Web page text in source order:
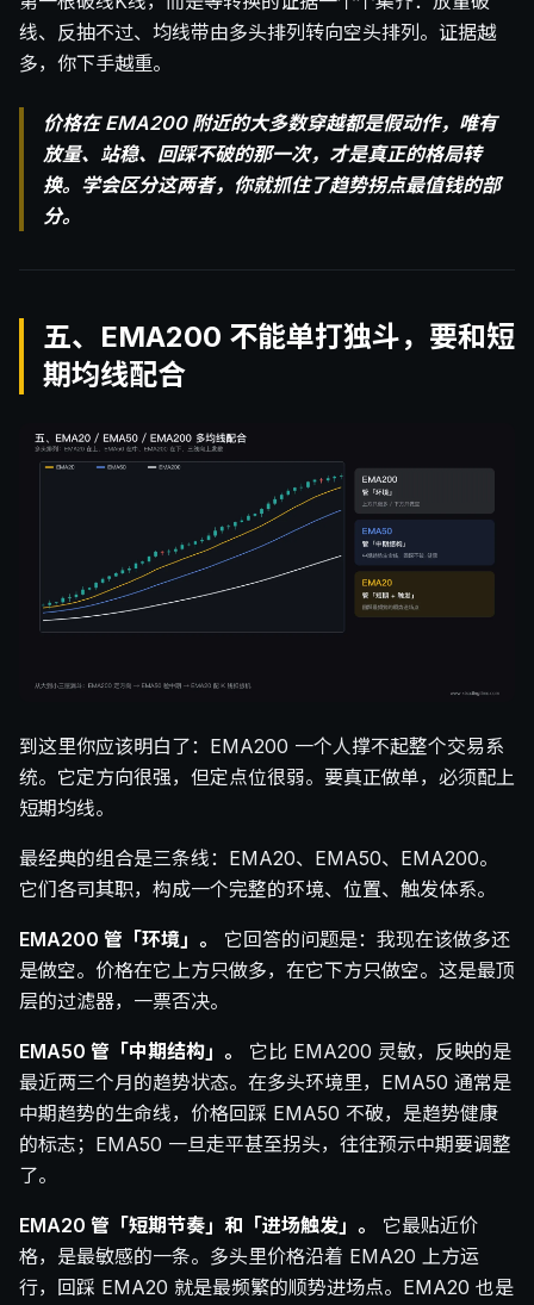
线、反抽不过、均线带由多头排列转向空头排列。证据越
多，你下手越重。
价格在 EMA200 附近的大多数穿越都是假动作，唯有
放量、站稳、回踩不破的那一次，才是真正的格局转
换。学会区分这两者，你就抓住了趋势拐点最值钱的部
分。
五、EMA200 不能单打独斗，要和短
期均线配合
到这里你应该明白了：EMA200 一个人撑不起整个交易系
统。它定方向很强，但定点位很弱。要真正做单，必须配上
短期均线。
最经典的组合是三条线：EMA20、EMA50、EMA200。
它们各司其职，构成一个完整的环境、位置、触发体系。
EMA200 管「环境」。
它回答的问题是：我现在该做多还
是做空。价格在它上方只做多，在它下方只做空。这是最顶
层的过滤器，一票否决。
EMA50 管「中期结构」。
它比 EMA200 灵敏，反映的是
最近两三个月的趋势状态。在多头环境里，EMA50 通常是
中期趋势的生命线，价格回踩 EMA50 不破，是趋势健康
的标志；EMA50 一旦走平甚至拐头，往往预示中期要调整
了。
EMA20 管「短期节奏」和「进场触发」。
它最贴近价
格，是最敏感的一条。多头里价格沿着 EMA20 上方运
行，回踩 EMA20 就是最频繁的顺势进场点。EMA20 也是